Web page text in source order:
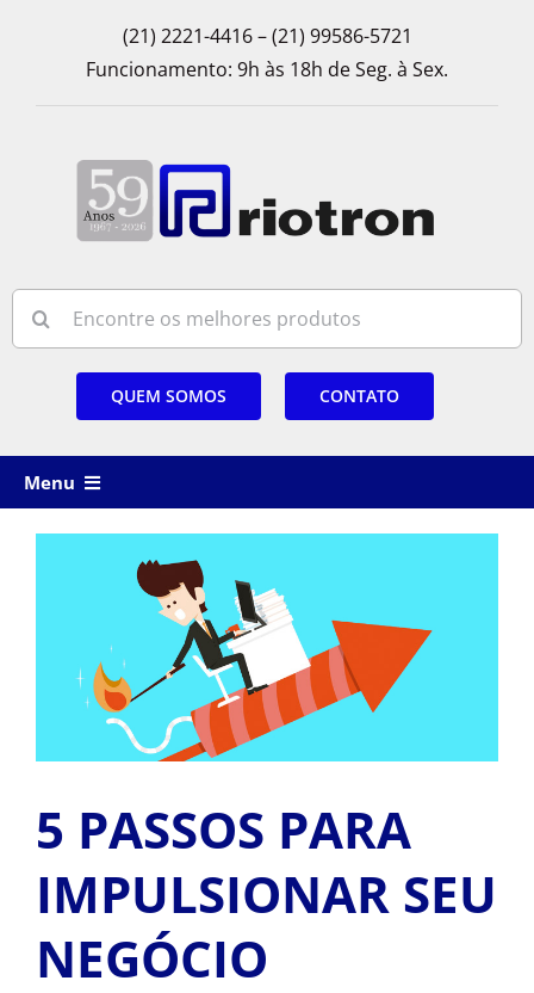
(21) 2221-4416 – (21) 99586-5721
Funcionamento: 9h às 18h de Seg. à Sex.
for:
QUEM SOMOS CONTATO
Menu
FRAGMENTADORAS
IMPRESSORAS
SUPRIMENTOS
5 PASSOS PARA
IMPULSIONAR SEU
NEGÓCIO